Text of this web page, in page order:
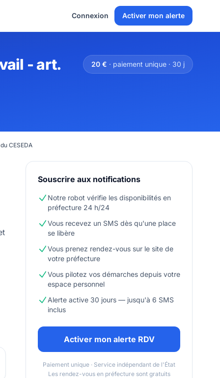
Connexion Activer mon alerte
- art. 20 € · paiement unique · 30 j
CESEDA
Souscrire aux notifications
Notre robot vérifie les disponibilités en
préfecture 24 h/24
Vous recevez un SMS dès qu'une place
se libère
Vous prenez rendez-vous sur le site de
votre préfecture
Vous pilotez vos démarches depuis votre
espace personnel
Alerte active 30 jours — jusqu'à 6 SMS
inclus
Activer mon alerte RDV
Paiement unique · Service indépendant de l'État
Les rendez-vous en préfecture sont gratuits